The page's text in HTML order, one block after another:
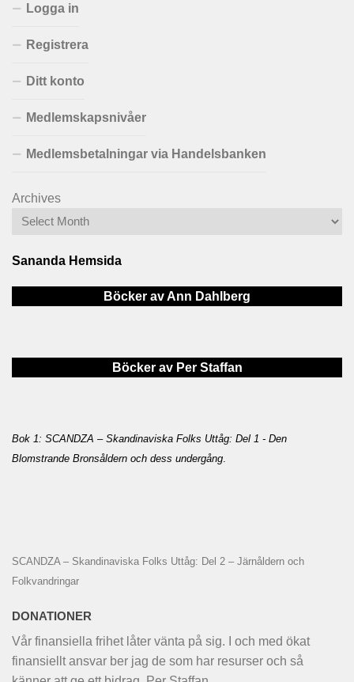
Logga in
Registrera
Ditt konto
Medlemskapsnivåer
Medlemsbetalningar via Handelsbanken
Archives
Sananda Hemsida
Böcker av Ann Dahlberg
Böcker av Per Staffan
Bok 1: SCANDZA – Skandinaviska Folks Uttåg: Del 1 - Den
Blomstrande Bronsåldern och dess undergång.
SCANDZA – Skandinaviska Folks Uttåg: Del 2 – Järnåldern och
Folkvandringar
DONATIONER
Vår finansiella frihet låter vänta på sig. I och med ökat
finansiellt ansvar ber jag de som har resurser och så